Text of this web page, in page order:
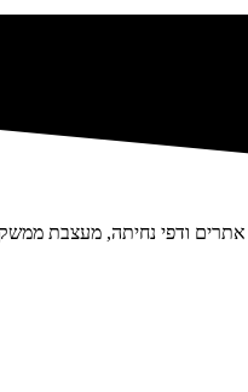
אתרים ודפי נחיתה, מעצבת